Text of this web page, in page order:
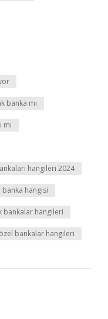
banka mı
hangileri 2024
banka hangisi
bankalar hangileri
bankalar hangileri